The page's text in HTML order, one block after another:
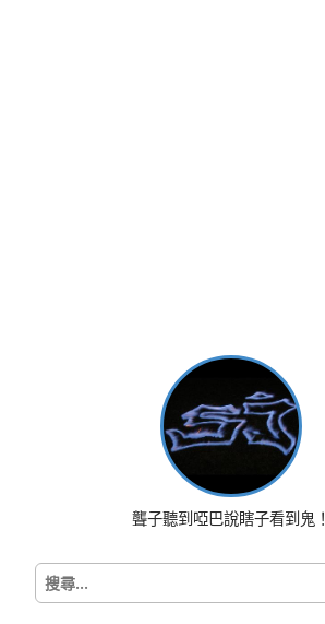
聾子聽到啞巴說瞎子看到鬼！
搜
尋